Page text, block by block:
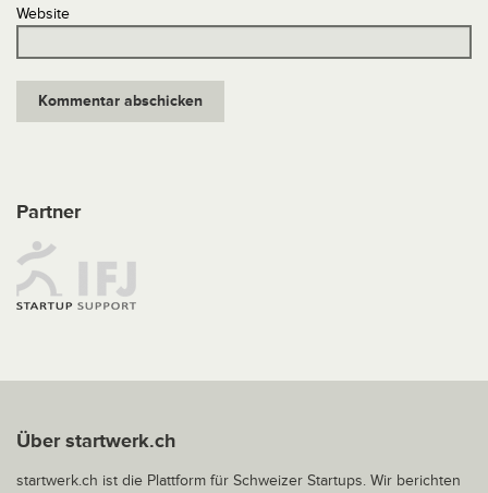
Website
Partner
Über startwerk.ch
startwerk.ch ist die Plattform für Schweizer Startups. Wir berichten